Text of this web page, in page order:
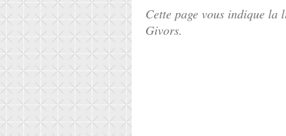
Cette page vous indique la
Givors.